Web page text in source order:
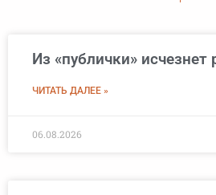
Из «публички» исчезнет
ЧИТАТЬ ДАЛЕЕ »
06.08.2026